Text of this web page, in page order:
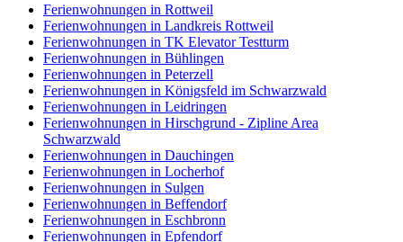
Ferienwohnungen in Rottweil
Ferienwohnungen in Landkreis Rottweil
Ferienwohnungen in TK Elevator Testturm
Ferienwohnungen in Bühlingen
Ferienwohnungen in Peterzell
Ferienwohnungen in Königsfeld im Schwarzwald
Ferienwohnungen in Leidringen
Ferienwohnungen in Hirschgrund - Zipline Area
Schwarzwald
Ferienwohnungen in Dauchingen
Ferienwohnungen in Locherhof
Ferienwohnungen in Sulgen
Ferienwohnungen in Beffendorf
Ferienwohnungen in Eschbronn
Ferienwohnungen in Epfendorf